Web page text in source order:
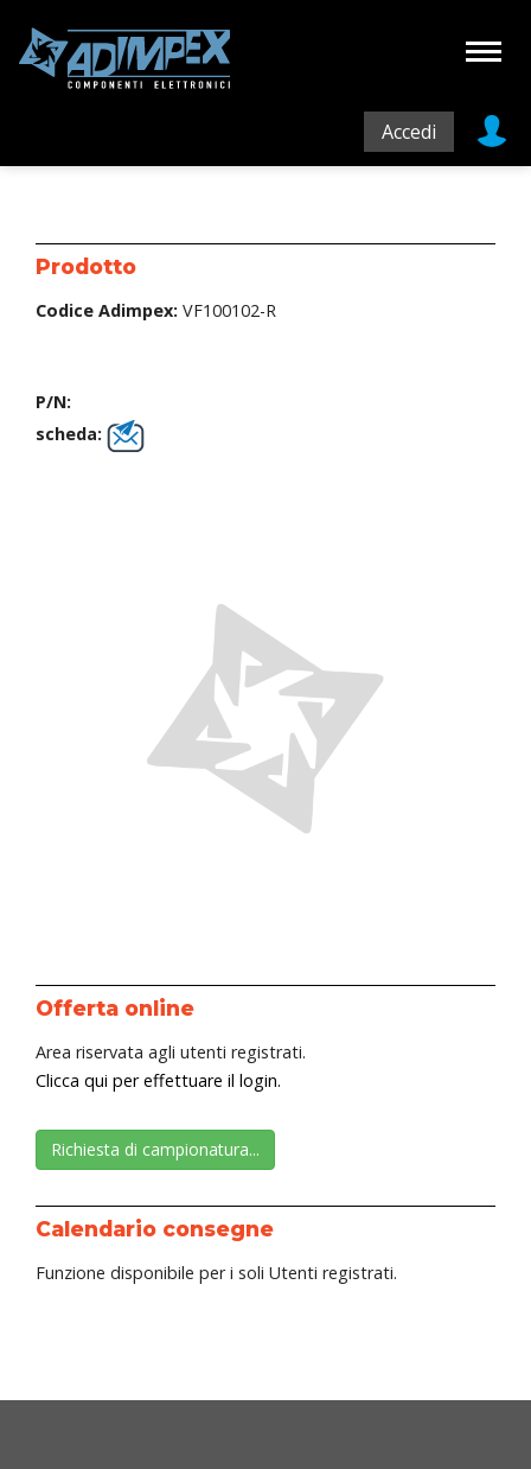
Accedi
Prodotto
Codice Adimpex: VF100102-R
P/N:
scheda:
Offerta online
Area riservata agli utenti registrati.
Clicca qui per effettuare il login.
Richiesta di campionatura...
Calendario consegne
Funzione disponibile per i soli Utenti registrati.